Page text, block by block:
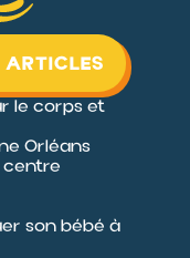
ARTICLES
le corps et
Orléans
centre
son bébé à